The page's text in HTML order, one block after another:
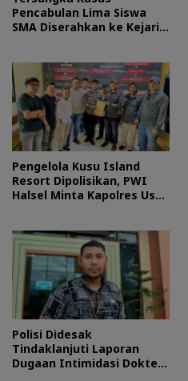
Pencabulan Lima Siswa
SMA Diserahkan ke Kejari
Pengelola Kusu Island
Resort Dipolisikan, PWI
Halsel Minta Kapolres Usut
Polisi Didesak
Tindaklanjuti Laporan
Dugaan Intimidasi Dokter